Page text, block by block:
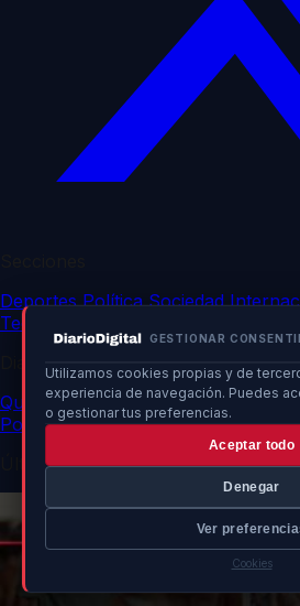
GESTIONAR
Utilizamos cookies propias y de
experiencia de navegación. Puedes
o gestionar tus preferencias.
Aceptar todo
Denegar
Ver
Cookies
DeportesPolíticaSociedad
Tecnología
Quiénes somosContacto
Política de cookies
Últimas noticias